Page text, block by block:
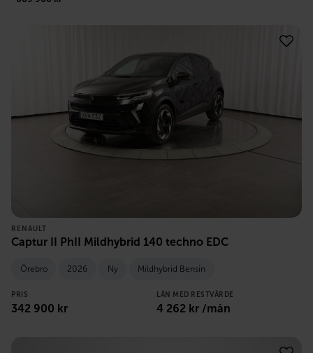
RENAULT
Captur II PhII Mildhybrid 140 techno EDC
Örebro 2026 Ny Mildhybrid Bensin
PRIS
342 900 kr
LÅN MED RESTVÄRDE
4 262 kr /mån